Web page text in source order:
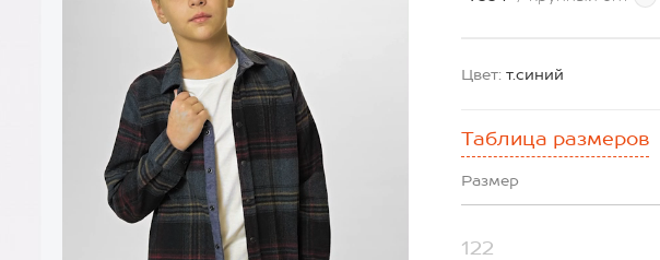
Цвет: т.синий
Таблица размеров
Размер
122